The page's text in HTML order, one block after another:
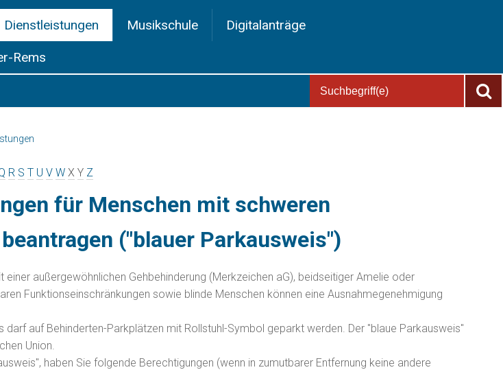
Dienstleistungen Musikschule Digitalanträge
Rems
R S T U V W X Y Z
für Menschen mit schweren
("blauer Parkausweis")
außergewöhnlichen Gehbehinderung (Merkzeichen aG), beidseitiger Amelie oder
Funktionseinschränkungen sowie blinde Menschen können eine Ausnahmegenehmigung
darf auf Behinderten-Parkplätzen mit Rollstuhl-Symbol geparkt werden. Der "blaue Parkausweis"
Union.
haben Sie folgende Berechtigungen (wenn in zumutbarer Entfernung keine andere